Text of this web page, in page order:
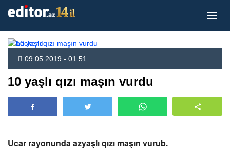
09.05.2019 - 01:51
10 yaşlı qızı maşın vurdu
Ucar rayonunda azyaşlı qızı maşın vurub.